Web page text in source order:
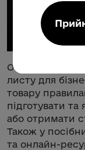
Окремий блок
листу для
товару
підготувати
або отримати
Також у
та онлайн-